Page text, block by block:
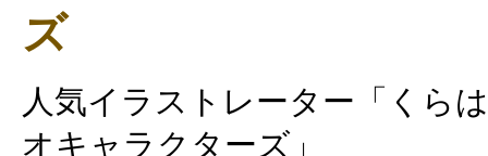
ズ
人気イラストレーター「くら
オキャラクターズ」